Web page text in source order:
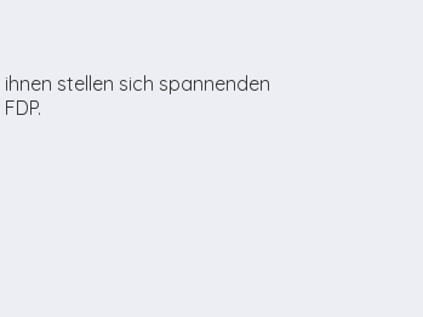
stellen sich spannenden